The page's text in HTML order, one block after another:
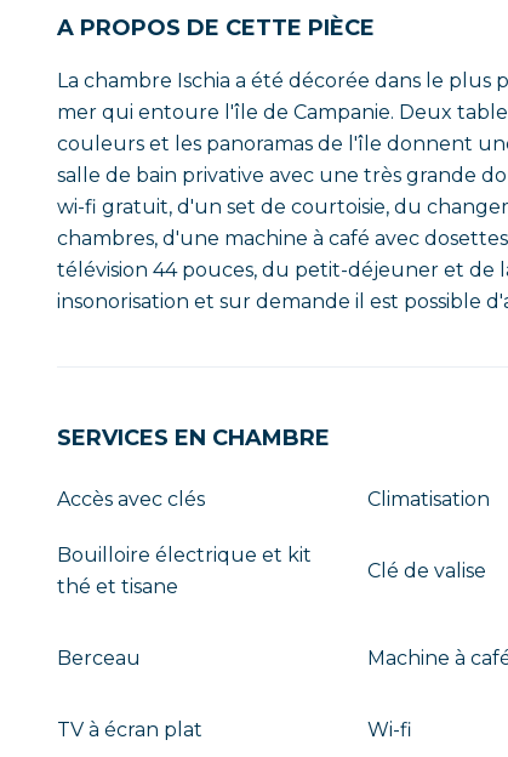
A PROPOS DE CETTE PIÈCE
La chambre Ischia a été décorée dans le plus
mer qui entoure l'île de Campanie. Deux
couleurs et les panoramas de l'île donnent
salle de bain privative avec une très grande
wi-fi gratuit, d'un set de courtoisie, du
chambres, d'une machine à café avec
télévision 44 pouces, du petit-déjeuner et de
insonorisation et sur demande il est possible
SERVICES EN CHAMBRE
Accès avec clés Climatisation
Bouilloire électrique et kit
thé et tisane
Clé de valise
Berceau Machine à
TV à écran plat Wi-fi